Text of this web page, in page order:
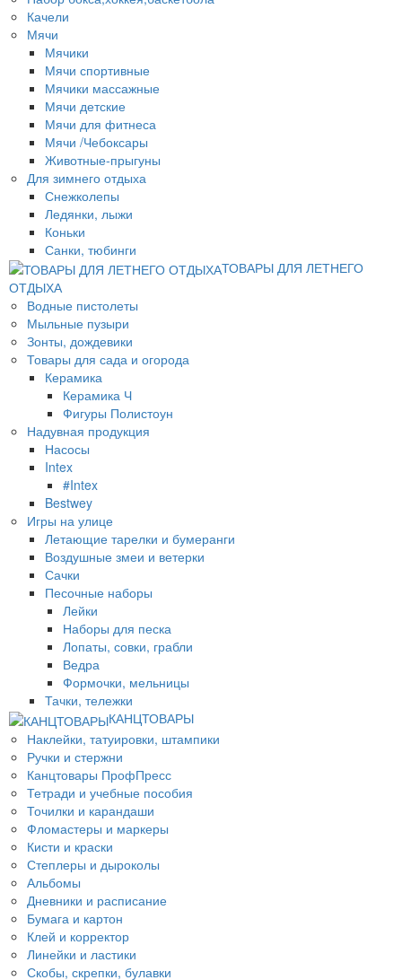
Качели
Мячи
Мячики
Мячи спортивные
Мячики массажные
Мячи детские
Мячи для фитнеса
Мячи /Чебоксары
Животные-прыгуны
Для зимнего отдыха
Снежколепы
Ледянки, лыжи
Коньки
Санки, тюбинги
ТОВАРЫ ДЛЯ ЛЕТНЕГО
ОТДЫХА
Водные пистолеты
Мыльные пузыри
Зонты, дождевики
Товары для сада и огорода
Керамика
Керамика Ч
Фигуры Полистоун
Надувная продукция
Насосы
Intex
#Intex
Bestwey
Игры на улице
Летающие тарелки и бумеранги
Воздушные змеи и ветерки
Сачки
Песочные наборы
Лейки
Наборы для песка
Лопаты, совки, грабли
Ведра
Формочки, мельницы
Тачки, тележки
КАНЦТОВАРЫ
Наклейки, татуировки, штампики
Ручки и стержни
Канцтовары ПрофПресс
Тетради и учебные пособия
Точилки и карандаши
Фломастеры и маркеры
Кисти и краски
Степлеры и дыроколы
Альбомы
Дневники и расписание
Бумага и картон
Клей и корректор
Линейки и ластики
Скобы, скрепки, булавки